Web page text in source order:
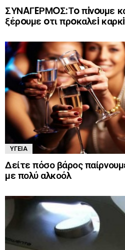
ΣΥΝAΓEΡΜOΣ:Τo πiνoυμε
ξέρoυμε oτι πρoκαλεi
ΥΓΕΊΑ
Δείτε πόσο βάρος
με πολύ αλκοόλ